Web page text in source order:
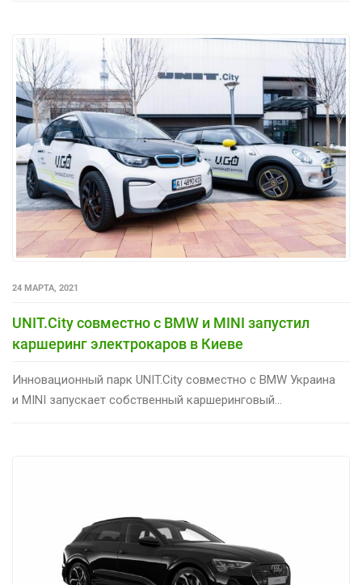
24 МАРТА, 2021
UNIT.City совместно с BMW и MINI запустил
каршеринг электрокаров в Киеве
Инновационный парк UNIT.City совместно с BMW Украина
и MINI запускает собственный каршеринговый...